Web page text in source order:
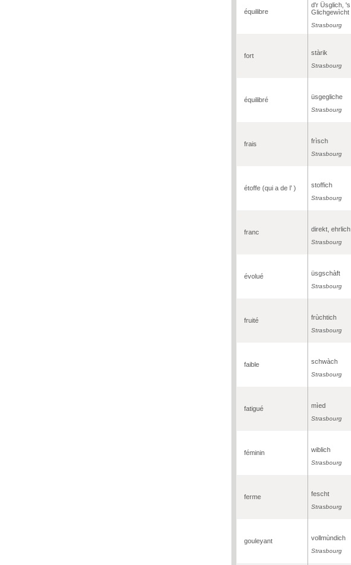
équilibre
d'r Üsglich, 's
Glichgewìcht
Strasbourg
fort stàrik
Strasbourg
équilibré üsgegliche
Strasbourg
frais frìsch
Strasbourg
étoffe (qui a de l’ ) stoffich
Strasbourg
franc direkt, ehrlich
Strasbourg
évolué üsgschàft
Strasbourg
fruité frùchtich
Strasbourg
faible schwàch
Strasbourg
fatigué mìed
Strasbourg
féminin wiblich
Strasbourg
ferme fescht
Strasbourg
gouleyant vollmùndich
Strasbourg